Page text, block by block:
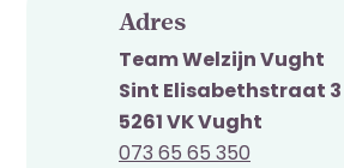
Adres
Team Welzijn Vught
Sint Elisabethstraat 3
5261 VK Vught
073 65 65 350